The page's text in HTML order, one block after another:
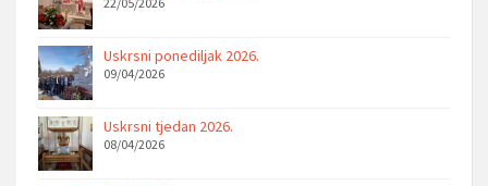
Uskrsni ponediljak 2026.
09/04/2026
Uskrsni tjedan 2026.
08/04/2026